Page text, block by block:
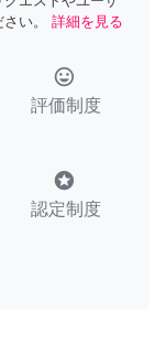
い。
詳細を見る
tag_faces
評価制度
stars
認定制度